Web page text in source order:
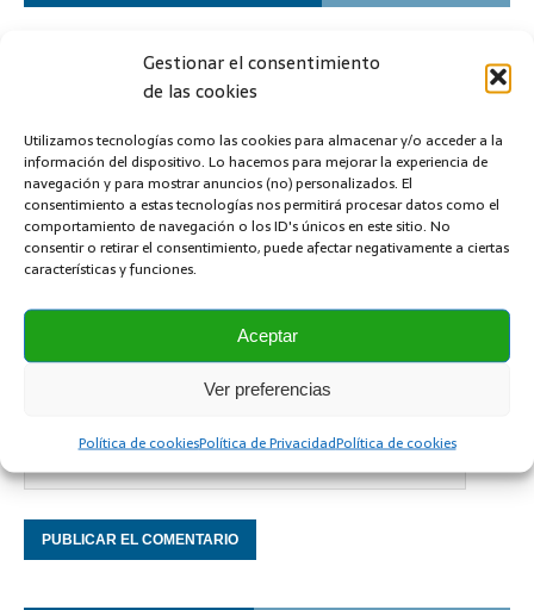
Gestionar el consentimiento
de las cookies
Utilizamos tecnologías como las cookies para almacenar y/o acceder a la
información del dispositivo. Lo hacemos para mejorar la experiencia de
navegación y para mostrar anuncios (no) personalizados. El
consentimiento a estas tecnologías nos permitirá procesar datos como el
comportamiento de navegación o los ID's únicos en este sitio. No
consentir o retirar el consentimiento, puede afectar negativamente a ciertas
características y funciones.
Aceptar
Ver preferencias
Política de cookiesPolítica de PrivacidadPolítica de cookies
Tu dirección de correo electrónico no será publicada.
Comentario
Nombre*
Sitio web